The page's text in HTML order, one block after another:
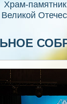
Xрам-
Великой